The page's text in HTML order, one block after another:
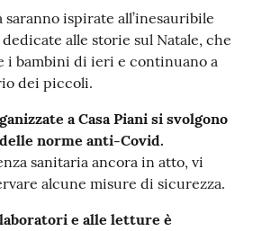
ispirate all’inesauribile
alle storie sul Natale, che
i bambini di ieri e continuano a
dei piccoli.
a Casa Piani si svolgono
norme anti-Covid.
sanitaria ancora in atto, vi
alcune misure di sicurezza.
e alle letture è